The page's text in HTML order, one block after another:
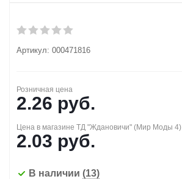
Артикул: 000471816
Розничная цена
2.26 руб.
Цена в магазине ТД "Ждановичи" (Мир Моды 4)
2.03 руб.
В наличии (13)